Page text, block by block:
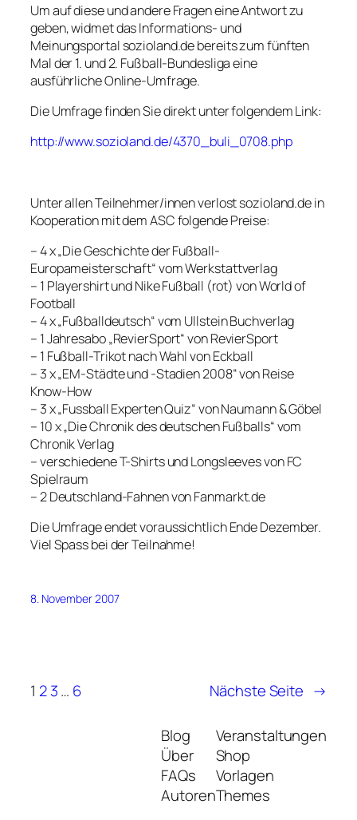
Um auf diese und andere Fragen eine Antwort zu
geben, widmet das Informations- und
Meinungsportal sozioland.de bereits zum fünften
Mal der 1. und 2. Fußball-Bundesliga eine
ausführliche Online-Umfrage.
Die Umfrage finden Sie direkt unter folgendem Link:
http://www.sozioland.de/4370_buli_0708.php
Unter allen Teilnehmer/innen verlost sozioland.de in
Kooperation mit dem ASC folgende Preise:
– 4 x „Die Geschichte der Fußball-
Europameisterschaft“ vom Werkstattverlag
– 1 Playershirt und Nike Fußball (rot) von World of
Football
– 4 x „Fußballdeutsch“ vom Ullstein Buchverlag
– 1 Jahresabo „RevierSport“ von RevierSport
– 1 Fußball-Trikot nach Wahl von Eckball
– 3 x „EM-Städte und -Stadien 2008“ von Reise
Know-How
– 3 x „Fussball Experten Quiz“ von Naumann & Göbel
– 10 x „Die Chronik des deutschen Fußballs“ vom
Chronik Verlag
– verschiedene T-Shirts und Longsleeves von FC
Spielraum
– 2 Deutschland-Fahnen von Fanmarkt.de
Die Umfrage endet voraussichtlich Ende Dezember.
Viel Spass bei der Teilnahme!
8. November 2007
1 2 3… 6 Nächste Seite →
Blog
Über
FAQs
Autoren
Veranstaltungen
Shop
Vorlagen
Themes